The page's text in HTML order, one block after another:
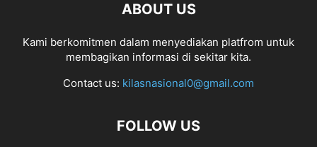
ABOUT US
Kami berkomitmen dalam menyediakan platfrom untuk
membagikan informasi di sekitar kita.
Contact us: kilasnasional0@gmail.com
FOLLOW US